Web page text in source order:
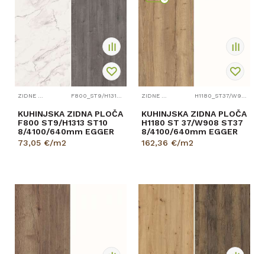
KUHINJSKA ZIDNA PLOČA
F800 ST9/H1313 ST10
8/4100/640mm EGGER
73,05 €/m2
KUHINJSKA ZIDNA PLOČA
H1180 ST 37/W908 ST37
8/4100/640mm EGGER
162,36 €/m2
PROVJERITE
DOSTUPNOST